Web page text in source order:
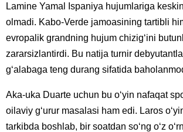
Lamine Yamal Ispaniya hujumlariga
olmadi. Kabo-Verde jamoasining tartibli
evropalik grandning hujum chizigʻini
zararsizlantirdi. Bu natija turnir
gʻalabaga teng durang sifatida
Aka-uka Duarte uchun bu oʻyin nafaqat
oilaviy gʻurur masalasi ham edi. Laros
tarkibda boshlab, bir soatdan soʻng oʻz